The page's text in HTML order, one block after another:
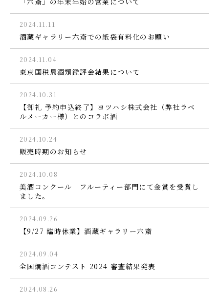
2024.11.11
酒蔵ギャラリー六斎での紙袋有料化のお願い
2024.11.04
東京国税局酒類鑑評会結果について
2024.10.31
【御礼 予約申込終了】ヨツハシ株式会社（弊社ラベ
ルメーカー様）とのコラボ酒
2024.10.24
販売時期のお知らせ
2024.10.08
美酒コンクール フルーティー部門にて金賞を受賞し
ました。
2024.09.26
【9/27 臨時休業】酒蔵ギャラリー六斎
2024.09.04
全国燗酒コンテスト 2024 審査結果発表
2024.08.26